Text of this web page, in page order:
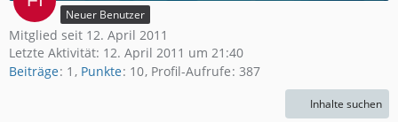
Neuer Benutzer
Mitglied seit 12. April 2011
Letzte Aktivität: 12. April 2011 um 21:40
Beiträge 1 Punkte 10 Profil-Aufrufe 387
Inhalte suchen